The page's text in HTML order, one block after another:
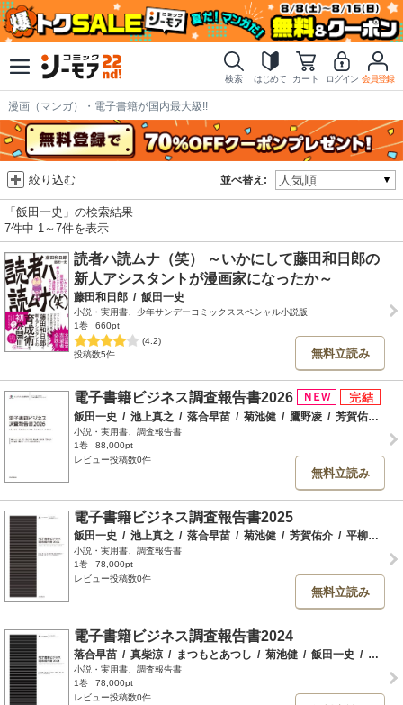
検索 はじめて カート ログイン 会員登録
漫画（マンガ）・電子書籍が国内最大級!!
並べ替え:
絞り込む
「飯田一史」の検索結果
7件中 1～7件を表示
読者ハ読ムナ（笑） ～いかにして藤田和日郎の
新人アシスタントが漫画家になったか～
藤田和日郎 / 飯田一史
小説・実用書、少年サンデーコミックススペシャル小説版
1巻
660pt
(4.2)
投稿数5件
無料立読み
電子書籍ビジネス調査報告書2026
飯田一史 / 池上真之 / 落合早苗 / 菊池健 / 鷹野凌 / 芳賀佑介
小説・実用書、調査報告書
1巻
88,000pt
レビュー投稿数0件
無料立読み
電子書籍ビジネス調査報告書2025
飯田一史 / 池上真之 / 落合早苗 / 菊池健 / 芳賀佑介 / 平柳竜樹
小説・実用書、調査報告書
1巻
78,000pt
レビュー投稿数0件
無料立読み
電子書籍ビジネス調査報告書2024
落合早苗 / 真柴涼 / まつもとあつし / 菊池健 / 飯田一史 /
小説・実用書、調査報告書
1巻
78,000pt
レビュー投稿数0件